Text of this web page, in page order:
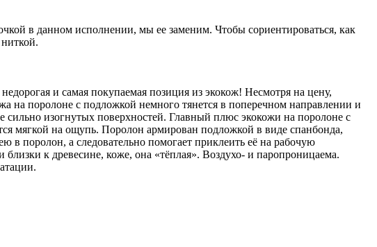
в данном исполнении, мы ее заменим. Чтобы сориентироваться, как
и самая покупаемая позиция из экокож! Несмотря на цену,
на поролоне с подложкой немного тянется в поперечном направлении и
сильно изогнутых поверхностей. Главный плюс экокожи на поролоне с
мягкой на ощупь. Поролон армирован подложкой в виде спанбонда,
в поролон, а следовательно помогает приклеить её на рабочую
к древесине, коже, она «тёплая». Воздухо- и паропроницаема.